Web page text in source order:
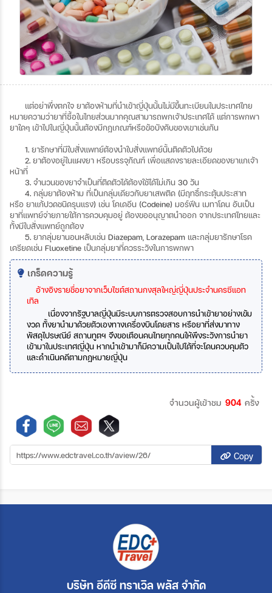
แต่อย่าพึ่งตกใจ ยาต้องห้ามที่นำเข้าญี่ปุ่นนั้นไม่มีขึ้นทะเบียนในประเทศไทย
หมายความว่ายาที่ซื้อในไทยส่วนมากคุณสามารถพกเจ้าประเทศได้ แต่การพกพา
ยาใดๆ เข้าไปในญี่ปุ่นนั้นต้องมีกฎเกณฑ์หรือข้อบังคับของเขาเช่นกัน
1. ยารักษาที่มีใบสั่งแพทย์ต้องนำใบสั่งแพทย์นั้นติดตัวไปด้วย
2. ยาต้องอยู่ในแผงยา หรือบรรจุภัณฑ์ เพื่อแสดงรายละเอียดของยาแกเจ้า
หน้าที่
3. จำนวนของยาจำเป็นที่ติดตัวได้ต้องใช้ได้ไม่เกิน 30 วัน
4. กลุ่มยาต้องห้าม ที่เป็นกลุ่มเดียวกับยาเสพติด (มีฤทธิ์กระตุ้นประสาท
หรือ ยาแก้ปวดชนิดรุนแรง) เช่น โคเดอีน (Codeine) มอร์ฟีน เมทาโดน อันเป็น
ยาที่แพทย์จ่ายภายใต้การควบคุมอยู่ ต้องขออนุญาตนำออก จากประเทศไทยและ
ทั้งมีใบสั่งแพทย์ถูกต้อง
5. ยากลุ่มยานอนหลับเช่น Diazepam, Lorazepam และกลุ่มยารักษาโรค
เครียดเช่น Fluoxetine เป็นกลุ่มยาที่ควรระวังในการพกพา
เกร็ดความรู้
อ้างอิงรายชื่อยาจากเว็บไซต์สถานกงสุลใหญ่ญี่ปุ่นประจำนครซีแอท
เทิล
เนื่องจากรัฐบาลญี่ปุ่นมีระบบการตรวจสอบการนำเข้ายาอย่างเข้ม
งวด ทั้งยานำมาด้วยตัวเองทางเครื่องบินโดยสาร หรือยาที่ส่งมาทาง
พัสดุไปรษณีย์ สถานทูตฯ จึงขอเตือนคนไทยทุกคนให้พึงระวังการนำยา
เข้ามาในประเทศญี่ปุ่น หากนำเข้ามาก็มีความเป็นไปได้ที่จะโดนควบคุมตัว
และดำเนินคดีตามกฎหมายญี่ปุ่น
จำนวนผู้เข้าชม 904 ครั้ง
Copy
บริษัท อีดีซี ทราเวิล พลัส จำกัด